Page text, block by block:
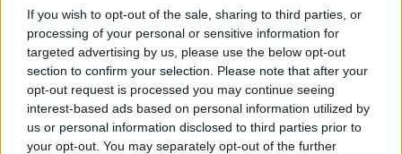
If you wish to opt-out of the sale, sharing to third parties, or
processing of your personal or sensitive information for
targeted advertising by us, please use the below opt-out
section to confirm your selection. Please note that after your
opt-out request is processed you may continue seeing
interest-based ads based on personal information utilized by
us or personal information disclosed to third parties prior to
your opt-out. You may separately opt-out of the further
Hírek
Videók
Kisállatok egészsége
#allergia #influenza#cukorbetegség
#orvosmeteorológia#vérnyomás#stroke#rákbetegség
#pajzsmirigy#reflux#ekcéma#herpesz
Regisztráció